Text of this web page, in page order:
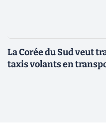
La Corée du Sud veut
taxis volants en